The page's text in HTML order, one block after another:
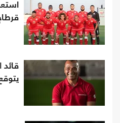
قائد